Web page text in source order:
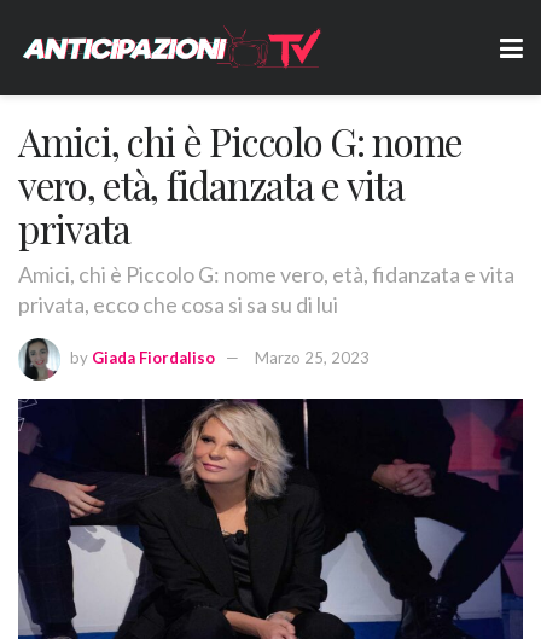
Amici, chi è Piccolo G: nome
vero, età, fidanzata e vita
privata
Amici, chi è Piccolo G: nome vero, età, fidanzata e vita
privata, ecco che cosa si sa su di lui
by Giada Fiordaliso Marzo 25, 2023